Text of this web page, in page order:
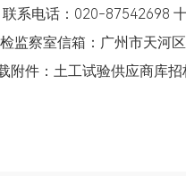
系电话：020-87542698
监察室信箱：广州市天河
附件：土工试验供应商库招